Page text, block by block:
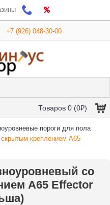
+7 (926) 048-30-00
Товаров 0 (0₽)
пороги для пола
креплением A65
со
A65 Effector